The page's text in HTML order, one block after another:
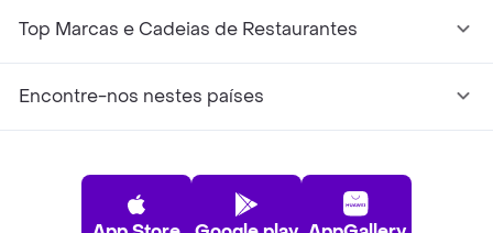
Top Marcas e Cadeias de Restaurantes
Encontre-nos nestes países